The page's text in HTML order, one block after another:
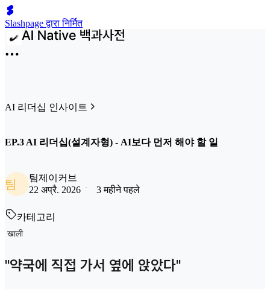
Slashpage द्वारा निर्मित
AI 리더십 인사이트
EP.3 AI 리더십(설계자형) - AI보다 먼저 해야 할 일
팀
팀제이커브
22 अप्रै. 2026
3 महीने पहले
카테고리
खाली
"약국에 직접 가서 옆에 앉았다"